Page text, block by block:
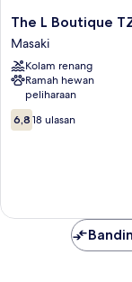
The
L
Boutique
TZ
Masaki
The L Boutique
Masaki
Kolam renang
Ramah hewan
peliharaan
6.8
dari
6,8 18 ulasan